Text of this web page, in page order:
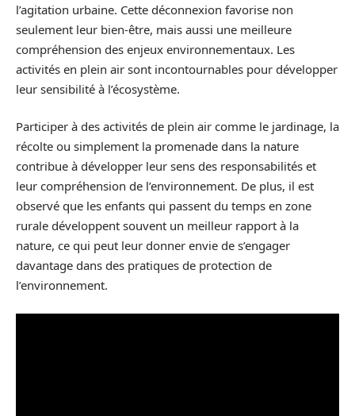
l’agitation urbaine. Cette déconnexion favorise non
seulement leur bien-être, mais aussi une meilleure
compréhension des enjeux environnementaux. Les
activités en plein air sont incontournables pour développer
leur sensibilité à l’écosystème.
Participer à des activités de plein air comme le jardinage, la
récolte ou simplement la promenade dans la nature
contribue à développer leur sens des responsabilités et
leur compréhension de l’environnement. De plus, il est
observé que les enfants qui passent du temps en zone
rurale développent souvent un meilleur rapport à la
nature, ce qui peut leur donner envie de s’engager
davantage dans des pratiques de protection de
l’environnement.